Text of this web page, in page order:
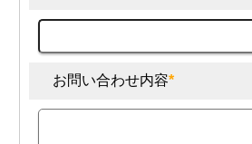
お問い合わせ内容*